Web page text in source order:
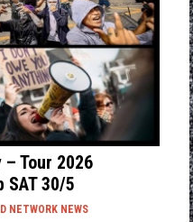
Tour 2026
SAT 30/5
NETWORK NEWS